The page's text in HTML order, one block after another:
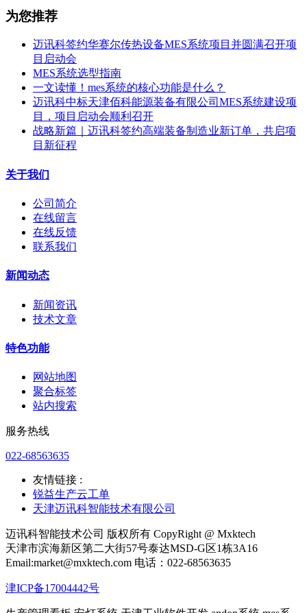
为您推荐
迈讯科签约华赛尔传热设备MES系统项目并圆满召开项
目启动会
MES系统选型指南
一文读懂！mes系统的核心功能是什么？
迈讯科中标天津佰科能源装备有限公司MES系统建设项
目，项目启动会顺利召开
战略新篇｜迈讯科签约高端装备制造业新订单，共启项
目新征程
关于我们
公司简介
在线留言
在线反馈
联系我们
新闻动态
新闻资讯
技术文章
特色功能
网站地图
聚合标签
站内搜索
服务热线
022-68563635
友情链接 :
锐益生产云工单
天津迈讯科智能技术有限公司
迈讯科智能技术公司 版权所有 CopyRight @ Mxktech
天津市滨海新区第二大街57号泰达MSD-G区1栋3A16
Email:market@mxktech.com 电话：022-68563635
津ICP备17004442号